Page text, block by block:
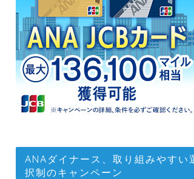
ANAダイナース、取り組みやすい
択制のキャンペーン